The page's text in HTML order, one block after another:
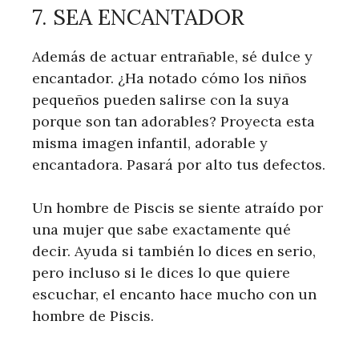
7. SEA ENCANTADOR
Además de actuar entrañable, sé dulce y
encantador. ¿Ha notado cómo los niños
pequeños pueden salirse con la suya
porque son tan adorables? Proyecta esta
misma imagen infantil, adorable y
encantadora. Pasará por alto tus defectos.
Un hombre de Piscis se siente atraído por
una mujer que sabe exactamente qué
decir. Ayuda si también lo dices en serio,
pero incluso si le dices lo que quiere
escuchar, el encanto hace mucho con un
hombre de Piscis.